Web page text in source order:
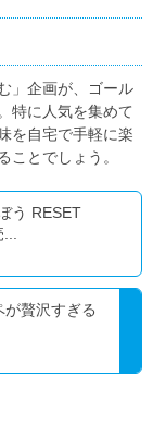
」企画が、ゴール
特に人気を集めて
を自宅で手軽に楽
ことでしょう。
う RESET
が贅沢すぎる